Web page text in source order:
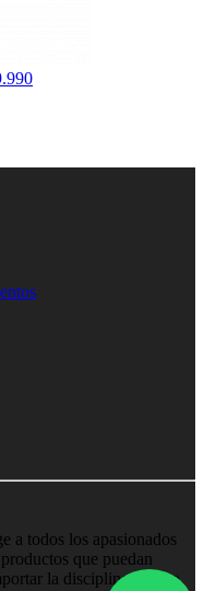
a todos los apasionados
que puedan
la disciplina. Como